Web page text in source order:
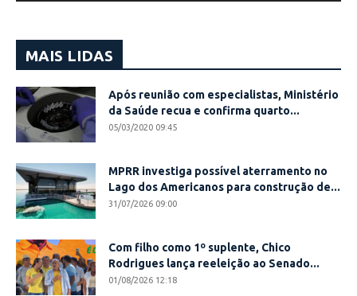
MAIS LIDAS
Após reunião com especialistas, Ministério
da Saúde recua e confirma quarto...
05/03/2020 09:45
MPRR investiga possível aterramento no
Lago dos Americanos para construção de...
31/07/2026 09:00
Com filho como 1º suplente, Chico
Rodrigues lança reeleição ao Senado...
01/08/2026 12:18